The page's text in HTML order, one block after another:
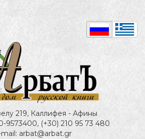
219, Каллифея - Афины
9573400, (+30) 210 95 73 480
mail: arbat@arbat.gr